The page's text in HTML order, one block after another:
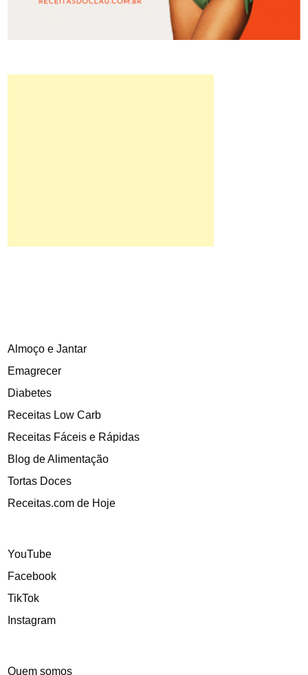
Almoço e Jantar
Emagrecer
Diabetes
Receitas Low Carb
Receitas Fáceis e Rápidas
Blog de Alimentação
Tortas Doces
Receitas.com de Hoje
YouTube
Facebook
TikTok
Instagram
Quem somos